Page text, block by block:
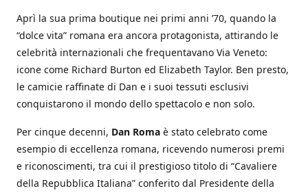
Aprì la sua prima boutique nei primi anni ’70, quando la
“dolce vita” romana era ancora protagonista, attirando le
celebrità internazionali che frequentavano Via Veneto:
icone come Richard Burton ed Elizabeth Taylor. Ben presto,
le camicie raffinate di Dan e i suoi tessuti esclusivi
conquistarono il mondo dello spettacolo e non solo.
Per cinque decenni, Dan Roma è stato celebrato come
esempio di eccellenza romana, ricevendo numerosi premi
e riconoscimenti, tra cui il prestigioso titolo di “Cavaliere
della Repubblica Italiana” conferito dal Presidente della